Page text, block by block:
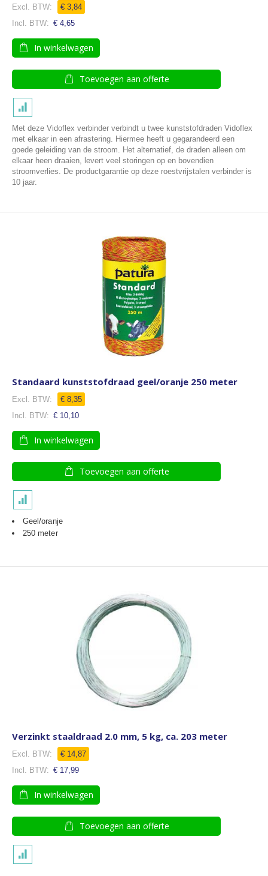
€ 3,84
€ 4,65
In winkelwagen
Toevoegen aan offerte
Met deze Vidoflex verbinder verbindt u twee kunststofdraden Vidoflex
met elkaar in een afrastering. Hiermee heeft u gegarandeerd een
goede geleiding van de stroom. Het alternatief, de draden alleen om
elkaar heen draaien, levert veel storingen op en bovendien
stroomverlies. De productgarantie op deze roestvrijstalen verbinder is
10 jaar.
Standaard kunststofdraad geel/oranje 250 meter
€ 8,35
€ 10,10
In winkelwagen
Toevoegen aan offerte
Geel/oranje
250 meter
Verzinkt staaldraad 2.0 mm, 5 kg, ca. 203 meter
€ 14,87
€ 17,99
In winkelwagen
Toevoegen aan offerte